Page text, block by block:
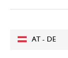
AT - DE